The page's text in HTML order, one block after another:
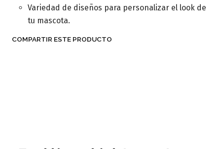
Variedad de diseños para personalizar el look de
tu mascota.
COMPARTIR ESTE PRODUCTO